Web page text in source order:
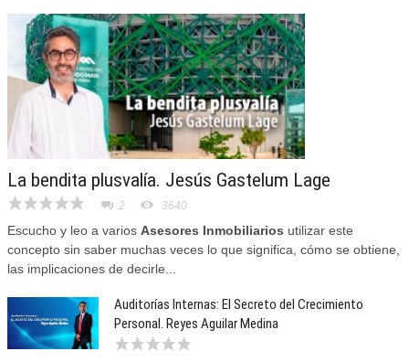
La bendita plusvalía. Jesús Gastelum Lage
2 3640
Escucho y leo a varios Asesores Inmobiliarios utilizar este
concepto sin saber muchas veces lo que significa, cómo se obtiene,
las implicaciones de decirle...
Auditorías Internas: El Secreto del Crecimiento
Personal. Reyes Aguilar Medina